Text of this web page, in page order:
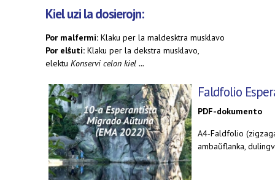
Kiel uzi la dosierojn:
Por malfermi: Klaku per la maldesktra musklavo
Por elŝuti: Klaku per la dekstra musklavo,
elektu Konservi celon kiel ...
Faldfolio
PDF-dokumento
A4-Faldfolio
ambaŭflanka,